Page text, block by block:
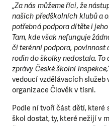
„Za nás můžeme říci, že
našich předškolních klubů a
potřebná podpora dítěte i
Tam, kde však nefunguje
či terénní podpora, povinnost
rodin do školky nedostala.
zprávy České školní
vedoucí vzdělávacích
organizace Člověk v tísni.
Podle ní tvoří část dětí, které
škol dostat, ty, které nežijí v